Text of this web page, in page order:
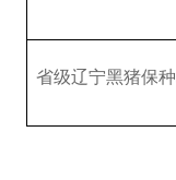
省级辽宁黑猪保